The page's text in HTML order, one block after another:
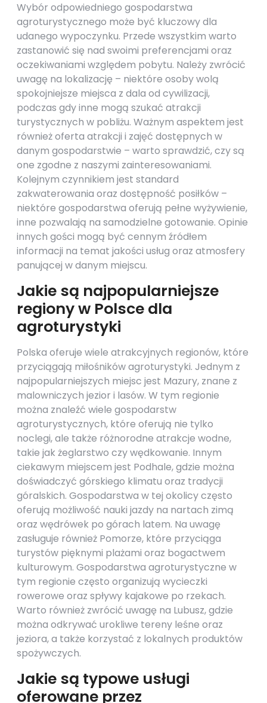
Wybór odpowiedniego gospodarstwa
agroturystycznego może być kluczowy dla
udanego wypoczynku. Przede wszystkim warto
zastanowić się nad swoimi preferencjami oraz
oczekiwaniami względem pobytu. Należy zwrócić
uwagę na lokalizację – niektóre osoby wolą
spokojniejsze miejsca z dala od cywilizacji,
podczas gdy inne mogą szukać atrakcji
turystycznych w pobliżu. Ważnym aspektem jest
również oferta atrakcji i zajęć dostępnych w
danym gospodarstwie – warto sprawdzić, czy są
one zgodne z naszymi zainteresowaniami.
Kolejnym czynnikiem jest standard
zakwaterowania oraz dostępność posiłków –
niektóre gospodarstwa oferują pełne wyżywienie,
inne pozwalają na samodzielne gotowanie. Opinie
innych gości mogą być cennym źródłem
informacji na temat jakości usług oraz atmosfery
panującej w danym miejscu.
Jakie są najpopularniejsze
regiony w Polsce dla
agroturystyki
Polska oferuje wiele atrakcyjnych regionów, które
przyciągają miłośników agroturystyki. Jednym z
najpopularniejszych miejsc jest Mazury, znane z
malowniczych jezior i lasów. W tym regionie
można znaleźć wiele gospodarstw
agroturystycznych, które oferują nie tylko
noclegi, ale także różnorodne atrakcje wodne,
takie jak żeglarstwo czy wędkowanie. Innym
ciekawym miejscem jest Podhale, gdzie można
doświadczyć górskiego klimatu oraz tradycji
góralskich. Gospodarstwa w tej okolicy często
oferują możliwość nauki jazdy na nartach zimą
oraz wędrówek po górach latem. Na uwagę
zasługuje również Pomorze, które przyciąga
turystów pięknymi plażami oraz bogactwem
kulturowym. Gospodarstwa agroturystyczne w
tym regionie często organizują wycieczki
rowerowe oraz spływy kajakowe po rzekach.
Warto również zwrócić uwagę na Lubusz, gdzie
można odkrywać urokliwe tereny leśne oraz
jeziora, a także korzystać z lokalnych produktów
spożywczych.
Jakie są typowe usługi
oferowane przez